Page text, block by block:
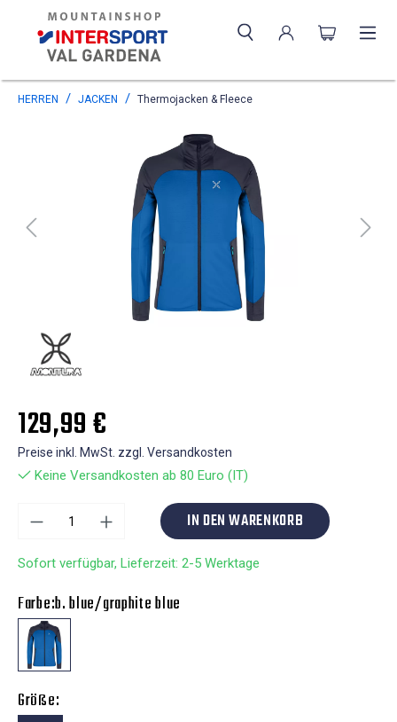
HERREN JACKEN Thermojacken & Fleece
129,99 €
Preise inkl. MwSt. zzgl. Versandkosten
Keine Versandkosten ab 80 Euro (IT)
IN DEN WARENKORB
Sofort verfügbar, Lieferzeit: 2-5 Werktage
Farbe:b. blue/graphite blue
Größe: